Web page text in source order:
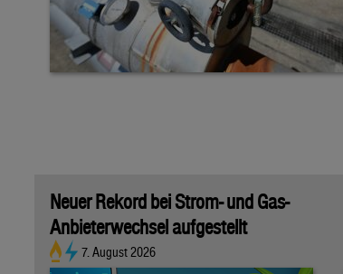
Neuer Rekord bei Strom- und Gas-
Anbieterwechsel aufgestellt
7. August 2026